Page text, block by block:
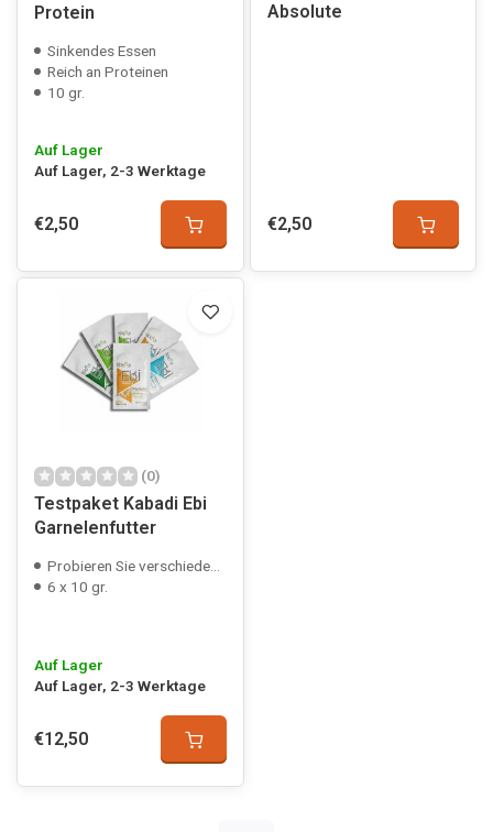
Protein
Sinkendes Essen
Reich an Proteinen
10 gr.
Auf Lager
Auf Lager, 2-3 Werktage
€2,50
Absolute
€2,50
(0)
Testpaket Kabadi Ebi
Garnelenfutter
Probieren Sie verschiedene Garnelenfutter
6 x 10 gr.
Auf Lager
Auf Lager, 2-3 Werktage
€12,50